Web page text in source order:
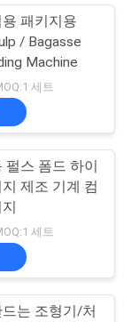
기
51
패키지용
/ Bagasse
Machine
세트
펄스 폼드 하이
제조 기계 컴
세트
는 조형기/처